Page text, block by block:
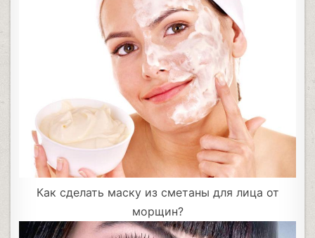
Как сделать маску из сметаны для лица от
морщин?